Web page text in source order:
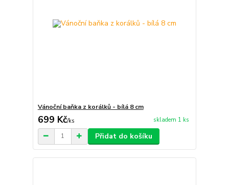
Vánoční baňka z korálků - bílá 8 cm
699 Kč/ks skladem 1 ks
Přidat do košíku